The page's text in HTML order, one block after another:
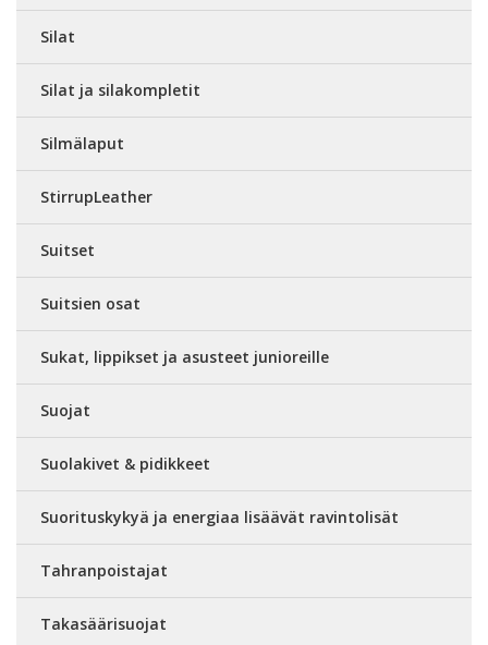
Silat
Silat ja silakompletit
Silmälaput
StirrupLeather
Suitset
Suitsien osat
Sukat, lippikset ja asusteet junioreille
Suojat
Suolakivet & pidikkeet
Suorituskykyä ja energiaa lisäävät ravintolisät
Tahranpoistajat
Takasäärisuojat